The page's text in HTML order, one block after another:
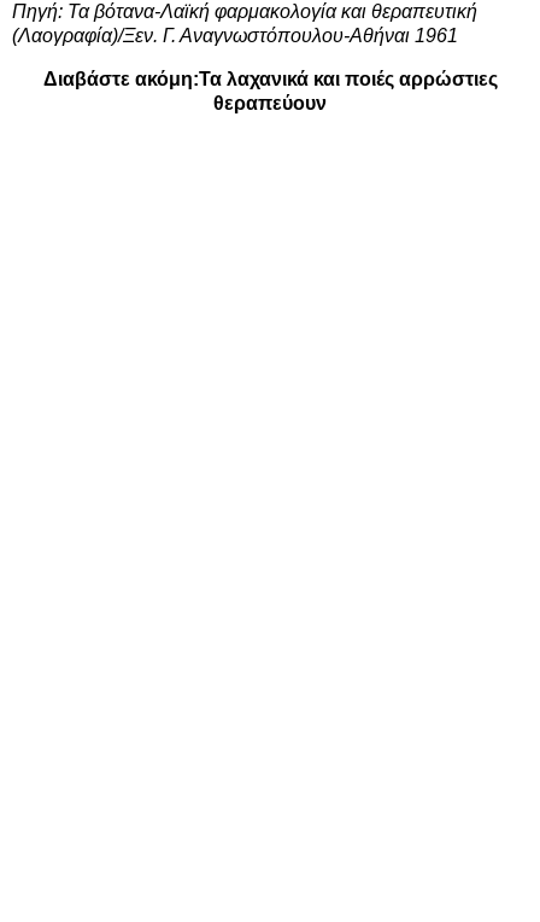
Πηγή: Τα βότανα-Λαϊκή φαρμακολογία και θεραπευτική
(Λαογραφία)/Ξεν. Γ. Αναγνωστόπουλου-Αθήναι 1961
Διαβάστε ακόμη:Τα λαχανικά και ποιές αρρώστιες
θεραπεύουν